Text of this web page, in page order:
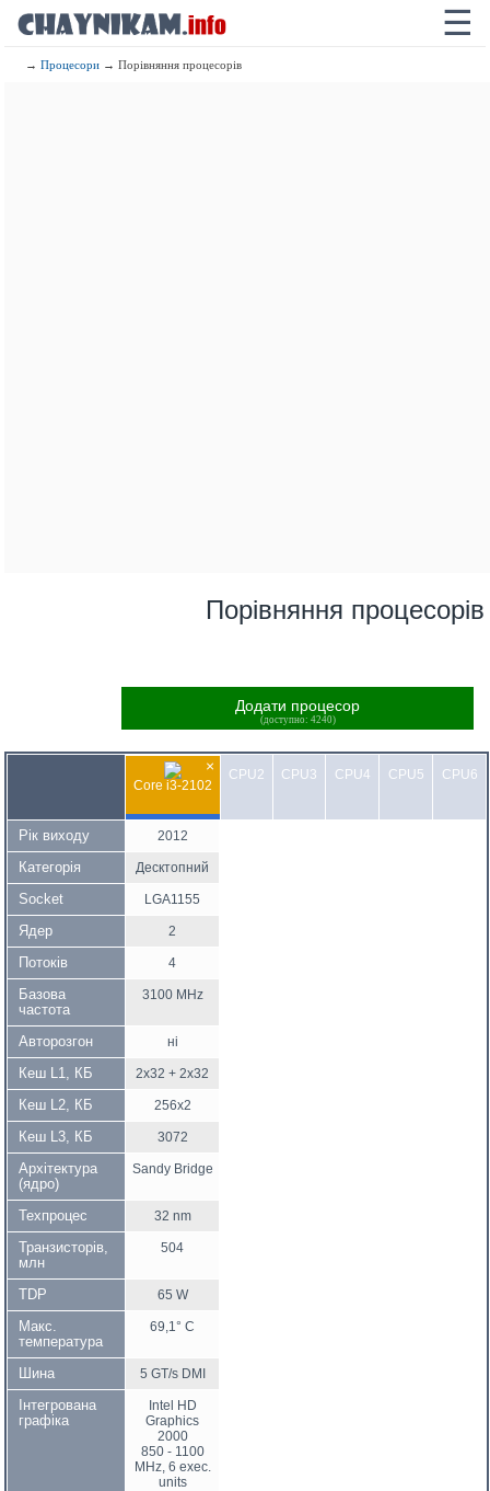
☰
→Процесори → Порівняння процесорів
Порівняння процесорів
Додати процесор
(доступно: 4240)
×
Core i3-2102
CPU2 CPU3 CPU4 CPU5 CPU6
Рік виходу 2012
Категорія Десктопний
Socket LGA1155
Ядер 2
Потоків 4
Базова
частота
3100 MHz
Авторозгон ні
Кеш L1, КБ 2x32 + 2x32
Кеш L2, КБ 256x2
Кеш L3, КБ 3072
Архітектура
(ядро)
Sandy Bridge
Техпроцес 32 nm
Транзисторів,
млн
504
TDP 65 W
Макс.
температура
69,1° C
Шина 5 GT/s DMI
Інтегрована
графіка
Intel HD
Graphics
2000
850 - 1100
MHz, 6 exec.
units